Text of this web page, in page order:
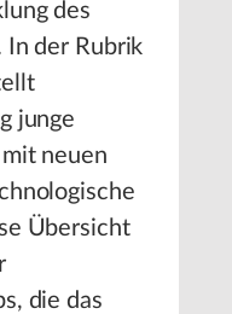
des
In der Rubrik
junge
neuen
Übersicht
die das